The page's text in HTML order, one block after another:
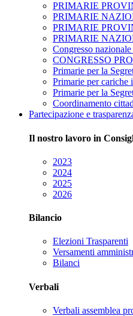
PRIMARIE
PRIMARIE
PRIMARIE
PRIMARIE
Congresso
CONGRESSO
Primarie per la
Primarie per cariche
Primarie per la
Coordinamento
Partecipazione e
Il nostro lavoro in
2023
2024
2025
2026
Bilancio
Elezioni Trasparenti
Versamenti
Bilanci
Verbali
Verbali assemblea